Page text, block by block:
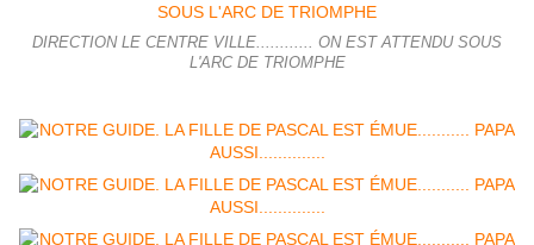
DIRECTION LE CENTRE VILLE............ ON EST ATTENDU SOUS
L'ARC DE TRIOMPHE